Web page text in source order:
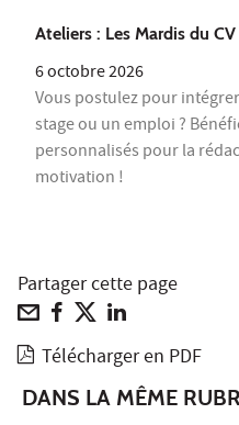
Ateliers : Les Mardis du CV
6 octobre 2026
Vous postulez pour
stage ou un emploi ?
personnalisés pour la
motivation !
Partager cette page
Télécharger en PDF
DANS LA MÊME